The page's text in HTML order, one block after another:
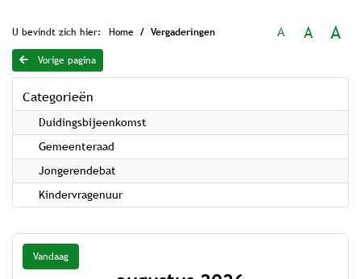
U bevindt zich hier: Home Vergaderingen A A A
Vorige pagina
Categorieën
Duidingsbijeenkomst
Gemeenteraad
Jongerendebat
Kindervragenuur
Vandaag